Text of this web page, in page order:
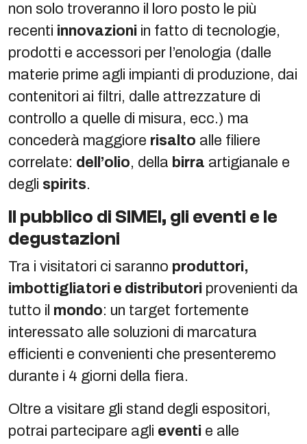
non solo troveranno il loro posto le più
recenti innovazioni in fatto di tecnologie,
prodotti e accessori per l’enologia (dalle
materie prime agli impianti di produzione, dai
contenitori ai filtri, dalle attrezzature di
controllo a quelle di misura, ecc.) ma
concederà maggiore risalto alle filiere
correlate: dell’olio, della birra artigianale e
degli spirits.
Il pubblico di SIMEI, gli eventi e le
degustazioni
Tra i visitatori ci saranno produttori,
imbottigliatori e distributori provenienti da
tutto il mondo: un target fortemente
interessato alle soluzioni di marcatura
efficienti e convenienti che presenteremo
durante i 4 giorni della fiera.
Oltre a visitare gli stand degli espositori,
potrai partecipare agli eventi e alle